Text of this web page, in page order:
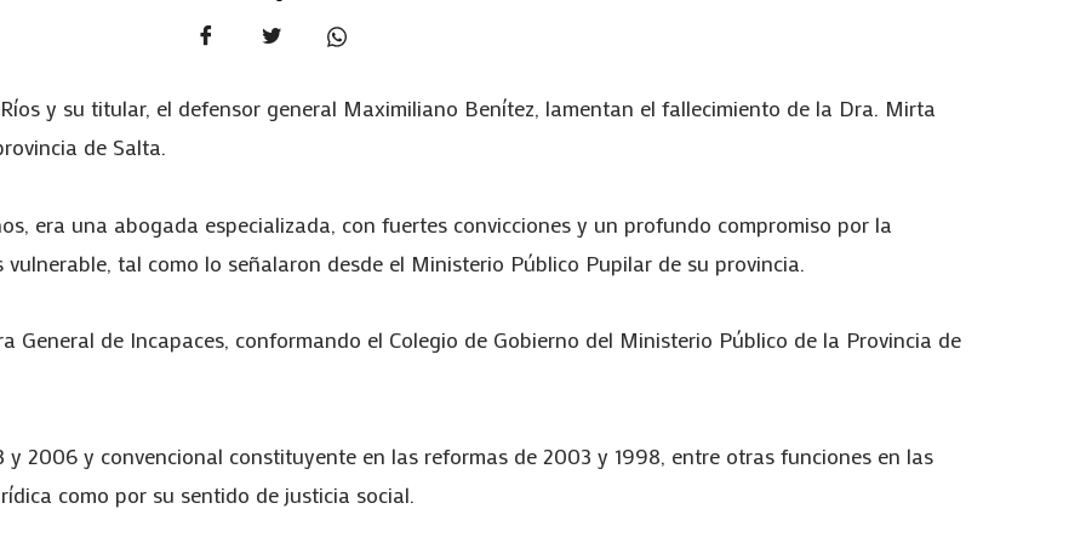
y su titular, el defensor general Maximiliano Benítez, lamentan el fallecimiento de la Dra. Mirta
de Salta.
era una abogada especializada, con fuertes convicciones y un profundo compromiso por la
tal como lo señalaron desde el Ministerio Público Pupilar de su provincia.
General de Incapaces, conformando el Colegio de Gobierno del Ministerio Público de la Provincia de
2006 y convencional constituyente en las reformas de 2003 y 1998, entre otras funciones en las
como por su sentido de justicia social.